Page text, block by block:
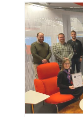
German
all
collection
to operate in
transparent
is to protect